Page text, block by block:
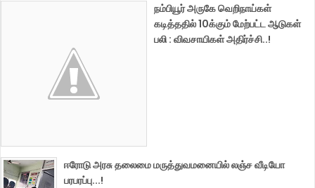
நம்பியூர் அருகே வெறிநாய்கள்
கடித்ததில் 10க்கும் மேற்பட்ட ஆடுகள்
பலி : விவசாயிகள் அதிர்ச்சி..!
ஈரோடு அரசு தலைமை மருத்துவமனையில் லஞ்ச வீடியோ
பரபரப்பு...!